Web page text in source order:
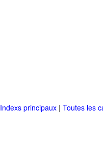
Indexs principaux | Toutes les